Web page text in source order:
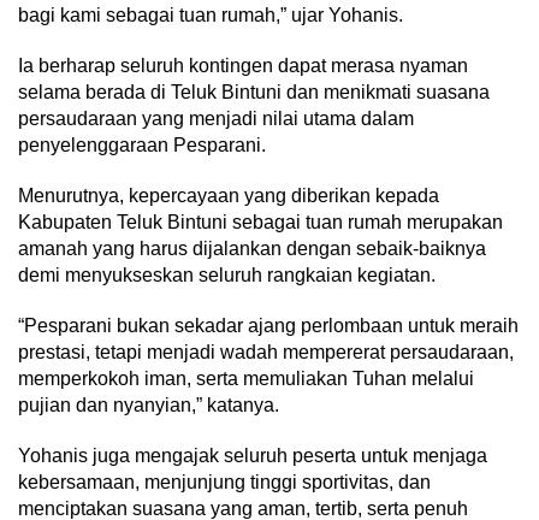
bagi kami sebagai tuan rumah,” ujar Yohanis.
Ia berharap seluruh kontingen dapat merasa nyaman
selama berada di Teluk Bintuni dan menikmati suasana
persaudaraan yang menjadi nilai utama dalam
penyelenggaraan Pesparani.
Menurutnya, kepercayaan yang diberikan kepada
Kabupaten Teluk Bintuni sebagai tuan rumah merupakan
amanah yang harus dijalankan dengan sebaik-baiknya
demi menyukseskan seluruh rangkaian kegiatan.
“Pesparani bukan sekadar ajang perlombaan untuk meraih
prestasi, tetapi menjadi wadah mempererat persaudaraan,
memperkokoh iman, serta memuliakan Tuhan melalui
pujian dan nyanyian,” katanya.
Yohanis juga mengajak seluruh peserta untuk menjaga
kebersamaan, menjunjung tinggi sportivitas, dan
menciptakan suasana yang aman, tertib, serta penuh